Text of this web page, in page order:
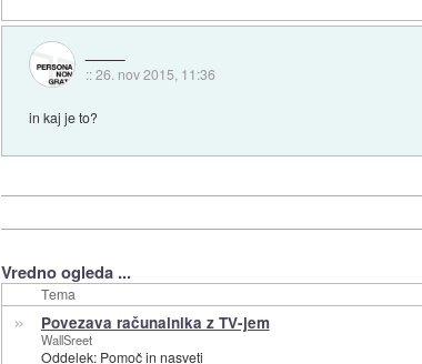
::26. nov 2015, 11:36
in kaj je to?
Vredno ogleda ...
Tema
» Povezava računalnika z TV-jem
WallSreet
Oddelek: Pomoč in nasveti